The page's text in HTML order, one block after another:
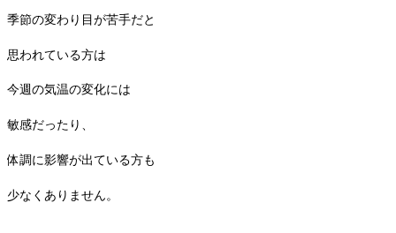
季節の変わり目が苦手だと
思われている方は
今週の気温の変化には
敏感だったり、
体調に影響が出ている方も
少なくありません。